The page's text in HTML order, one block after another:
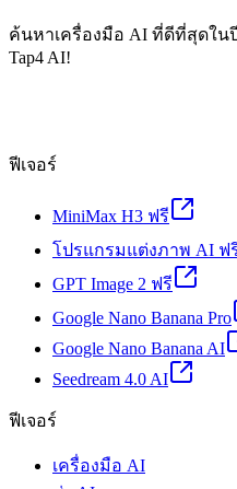
ค้นหาเครื่องมือ AI ที่ดีที่สุดใน
Tap4 AI!
ฟีเจอร์
MiniMax H3 ฟรี
โปรแกรมแต่งภาพ AI ฟ
GPT Image 2 ฟรี
Google Nano Banana Pro
Google Nano Banana AI
Seedream 4.0 AI
ฟีเจอร์
เครื่องมือ AI